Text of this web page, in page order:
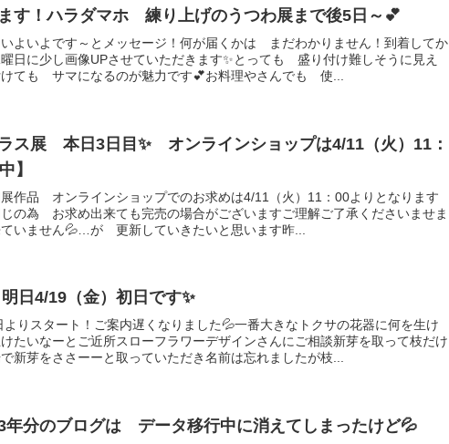
す！ハラダマホ 練り上げのうつわ展まで後5日～💕
よいよです～とメッセージ！何が届くかは まだわかりません！到着してか
日に少し画像UPさせていただきます✨とっても 盛り付け難しそうに見え
けても サマになるのが魅力です💕お料理やさんでも 使...
ス展 本日3日目✨ オンラインショップは4/11（火）11：
】
作品 オンラインショップでのお求めは4/11（火）11：00よりとなります
の為 お求め出来ても完売の場合がございますご理解ご了承くださいませま
いません💦…が 更新していきたいと思います昨...
日4/19（金）初日です✨
りスタート！ご案内遅くなりました💦一番大きなトクサの花器に何を生け
たいなーとご近所スローフラワーデザインさんにご相談新芽を取って枝だけ
新芽をささーーと取っていただき名前は忘れましたが枝...
年分のブログは データ移行中に消えてしまったけど💦